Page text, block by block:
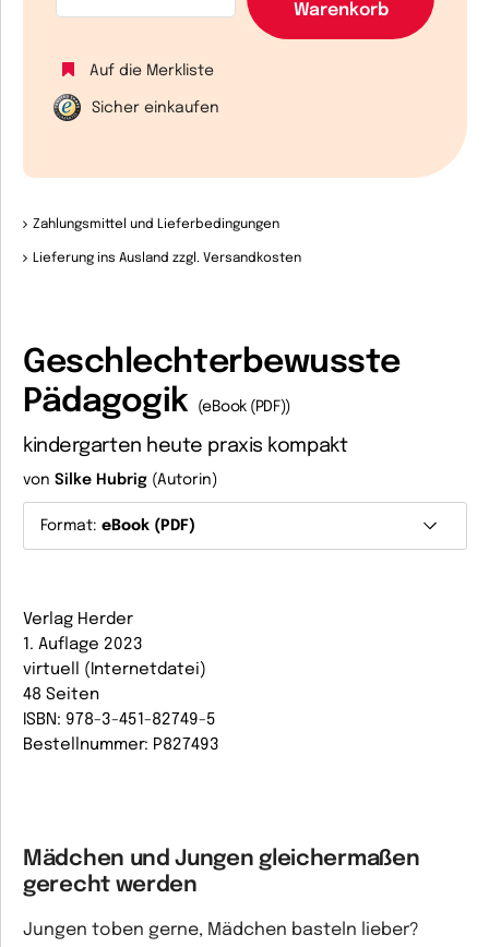
Warenkorb
Auf die Merkliste
Sicher einkaufen
Zahlungsmittel und Lieferbedingungen
Lieferung ins Ausland zzgl. Versandkosten
Geschlechterbewusste
Pädagogik
(eBook (PDF))
kindergarten heute praxis kompakt
von Silke Hubrig (Autorin)
Format: eBook (PDF)
Verlag Herder
1. Auflage 2023
virtuell (Internetdatei)
48 Seiten
ISBN: 978-3-451-82749-5
Bestellnummer: P827493
Mädchen und Jungen gleichermaßen
gerecht werden
Jungen toben gerne, Mädchen basteln lieber?